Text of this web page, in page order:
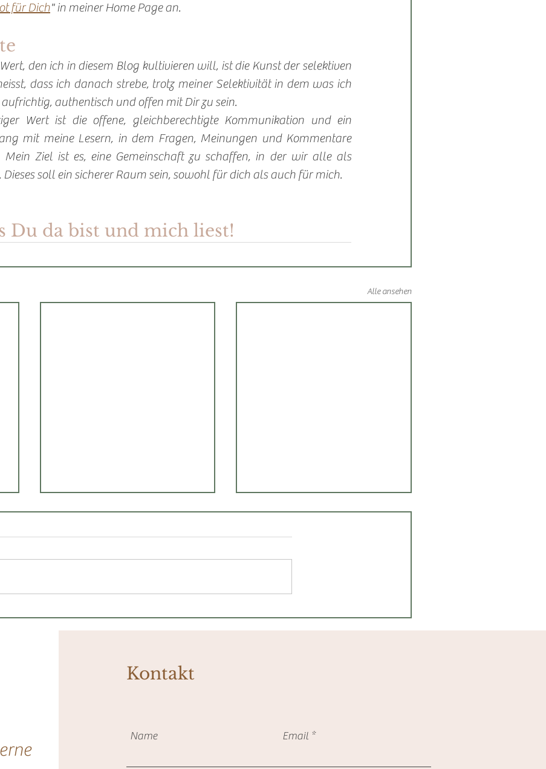
für Dich" in meiner Home Page an.
den ich in diesem Blog kultivieren will, ist die Kunst der selektiven
dass ich danach strebe, trotz meiner Selektivität in dem was ich
authentisch und offen mit Dir zu sein.
Wert ist die offene, gleichberechtigte Kommunikation und ein
mit meine Lesern, in dem Fragen, Meinungen und Kommentare
Mein Ziel ist es, eine Gemeinschaft zu schaffen, in der wir alle als
Dieses soll ein sicherer Raum sein, sowohl für dich als auch für mich.
Du da bist und mich liest!
Alle ansehen
Kontakt
Name Email